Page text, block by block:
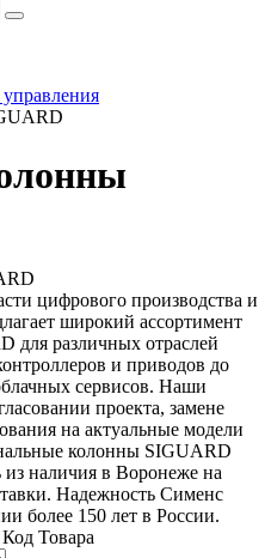
цифрового производства и
широкий ассортимент
для различных отраслей
и приводов до
сервисов. Наши
проекта, замене
на актуальные модели
колонны SIGUARD
наличия в Воронеже на
Надежность Сименс
более 150 лет в России.
Код Товара